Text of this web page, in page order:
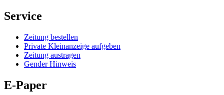
Service
Zeitung bestellen
Private Kleinanzeige aufgeben
Zeitung austragen
Gender Hinweis
E-Paper